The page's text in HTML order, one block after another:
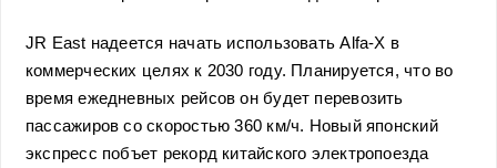
JR East надеется начать использовать Alfa-X в
коммерческих целях к 2030 году. Планируется, что во
время ежедневных рейсов он будет перевозить
пассажиров со скоростью 360 км/ч. Новый японский
экспресс побъет рекорд китайского электропоезда